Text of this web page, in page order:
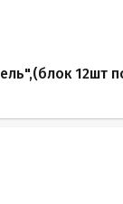
12шт